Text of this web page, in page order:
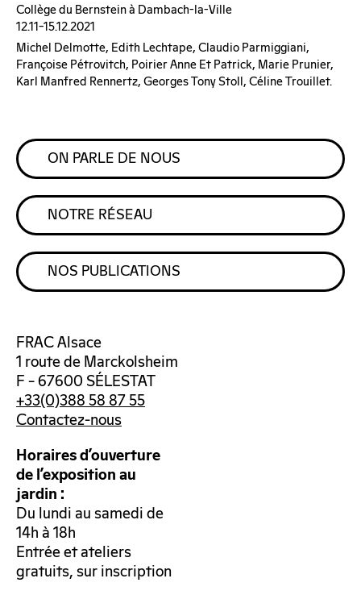
Collège du Bernstein à Dambach-la-Ville
12.11–15.12.2021
Michel Delmotte, Edith Lechtape, Claudio Parmiggiani,
Françoise Pétrovitch, Poirier Anne Et Patrick, Marie Prunier,
Karl Manfred Rennertz, Georges Tony Stoll, Céline Trouillet.
ON PARLE DE NOUS
NOTRE RÉSEAU
NOS PUBLICATIONS
FRAC Alsace
1 route de Marckolsheim
F – 67600 SÉLESTAT
+33(0)388 58 87 55
Contactez-nous
Horaires d’ouverture
de l’exposition au
jardin :
Du lundi au samedi de
14h à 18h
Entrée et ateliers
gratuits, sur inscription